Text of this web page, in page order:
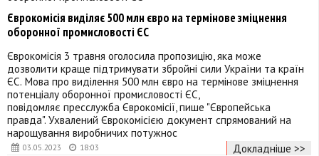
03.05.2023 18:03
Єврокомісія виділяє 500 млн євро на термінове зміцнення
оборонної промисловості ЄС
Єврокомісія 3 травня оголосила пропозицію, яка може
дозволити краще підтримувати збройні сили України та країн
ЄС. Мова про виділення 500 млн євро на термінове зміцнення
потенціалу оборонної промисловості ЄС,
повідомляє пресслужба Єврокомісії, пише "Європейська
правда". Ухвалений Єврокомісією документ спрямований на
нарощування виробничих потужнос
Докладніше >>